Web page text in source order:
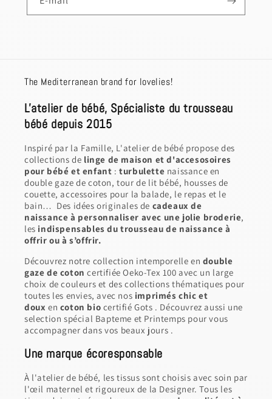
The Mediterranean brand for lovelies!
L'atelier de bébé, Spécialiste du trousseau
bébé depuis 2015
Inspiré par la Famille, L'atelier de bébé propose des
collections de linge de maison et d'accesosoires
pour bébé et enfant :turbulette naissance en
double gaze de coton, tour de lit bébé, housses de
couette, accessoires pour la balade, le repas et le
bain… Des idées originales de cadeaux de
naissance à personnaliser avec une jolie broderie,
les indispensables du trousseau de naissance à
offrir ou à s’offrir.
Découvrez notre collection intemporelle en double
gaze de coton certifiée Oeko-Tex 100 avec un large
choix de couleurs et des collections thématiques pour
toutes les envies, avec nos imprimés chic et
doux en coton bio certifié Gots . Découvrez aussi une
selection spécial Bapteme et Printemps pour vous
accompagner dans vos beaux jours .
Une marque écoresponsable
À l'atelier de bébé, les tissus sont choisis avec soin par
l'œil maternel et rigoureux de la Designer. Tous les